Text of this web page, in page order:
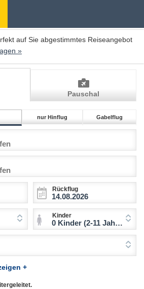
auf Sie abgestimmtes Reiseangebot
»
Pauschal
nur Hinflug Gabelflug
Rückflug
Kinder
0 Kinder (2-11 Jahre)
+